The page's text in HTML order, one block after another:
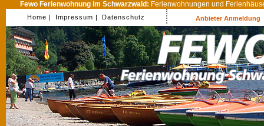
Fewo Ferienwohnung im Schwarzwald: Ferienwohnungen und
Home | Impressum | Datenschutz Anbieter Anmeldung